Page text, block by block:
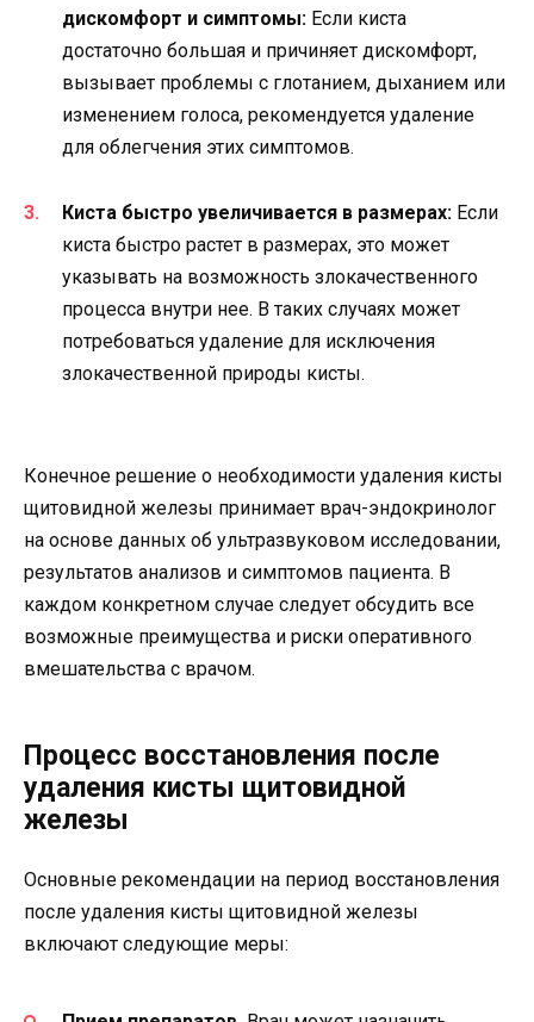
дискомфорт и симптомы: Если киста
достаточно большая и причиняет дискомфорт,
вызывает проблемы с глотанием, дыханием или
изменением голоса, рекомендуется удаление
для облегчения этих симптомов.
Киста быстро увеличивается в размерах: Если
киста быстро растет в размерах, это может
указывать на возможность злокачественного
процесса внутри нее. В таких случаях может
потребоваться удаление для исключения
злокачественной природы кисты.
Конечное решение о необходимости удаления кисты
щитовидной железы принимает врач-эндокринолог
на основе данных об ультразвуковом исследовании,
результатов анализов и симптомов пациента. В
каждом конкретном случае следует обсудить все
возможные преимущества и риски оперативного
вмешательства с врачом.
Процесс восстановления после
удаления кисты щитовидной
железы
Основные рекомендации на период восстановления
после удаления кисты щитовидной железы
включают следующие меры: